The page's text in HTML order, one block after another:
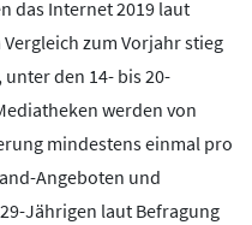
das Internet 2019 laut
zum Vorjahr stieg
den 14- bis 20-
werden von
mindestens einmal pro
Angeboten und
Jährigen laut Befragung